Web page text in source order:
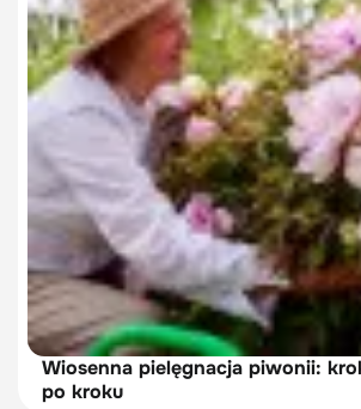
Wiosenna pielęgnacja piwonii:
po kroku